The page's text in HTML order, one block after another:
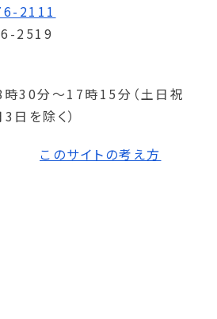
2111
2519
時30分～17時15分（土日祝
を除く）
このサイトの考え方